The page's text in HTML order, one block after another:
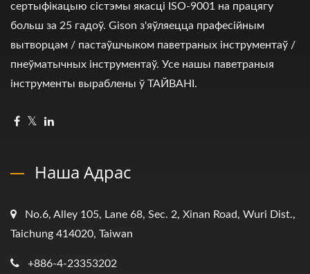
сертыфікацыю сістэмы якасці ISO-9001 на працягу
больш за 25 гадоў. Gison з'яўляецца прафесійным
вытворцам / пастаўшчыком паветраных інструментаў /
пнеўматычных інструментаў. Усе нашы паветраныя
інструменты выраблены ў ТАЙВАНІ.
Наша Адрас
No.6, Alley 105, Lane 68, Sec. 2, Xinan Road, Wuri Dist.,
Taichung 414020, Taiwan
+886-4-23353202